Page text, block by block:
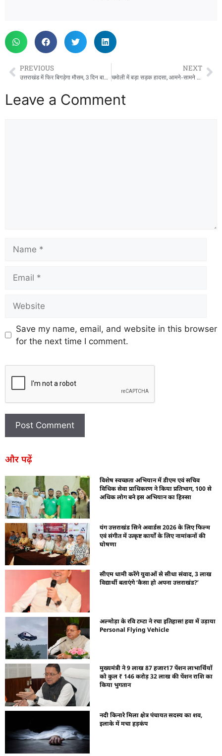
PREVIOUS
उत्तराखंड में फिर बिगड़ेगा मौसम, 3 दिन बारिश-बर्फबारी और आंधी का अलर्ट
NEXT
चमोली में बड़ा सड़क हादसा, आमने-सामने भिड़ीं दो कारें
Leave a Comment
Save my name, email, and website in this browser
for the next time I comment.
और पढ़ें
विशेष स्वच्छता अभियान में डीएम एवं सचिव
विधिक सेवा प्राधिकरण ने किया प्रतिभाग, 100 से
अधिक लोग बने इस अभियान का हिस्सा
यंग उत्तराखंड सिने अवार्डस 2026 के लिए फिल्म
एवं संगीत में उत्कृष्ट कार्यों के लिए नामांकनों की
घोषणा
सीएम धामी करेंगे युवाओं से सीधा संवाद, 3 लाख
विद्यार्थी बताएंगे ‘कैसा हो अपना उत्तराखंड?’
अल्मोड़ा के रवि टम्टा ने रचा इतिहास! हवा में उड़ाया
Personal Flying Vehicle
मुख्यमंत्री ने 9 लाख 87 हजार17 पेंशन लाभार्थियों
को कुल ₹ 146 करोड़ 32 लाख की पेंशन राशि का
किया भुगतान
नदी किनारे मिला क्षेत्र पंचायत सदस्य का शव,
इलाके में मचा हड़कंप